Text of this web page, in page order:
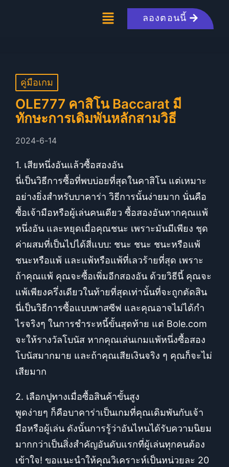
ลองตอนนี้
คู่มือเกม
OLE777 คาสิโน Baccarat มี
ทักษะการเดิมพันหลักสามวิธี
2024-6-14
1. เสียหนึ่งอันแล้วซื้อสองอัน
นี่เป็นวิธีการซื้อที่พบบ่อยที่สุดในคาสิโน แต่เหมาะ
อย่างยิ่งสำหรับบาคาร่า วิธีการนั้นง่ายมาก นั่นคือ
ซื้อเจ้ามือหรือผู้เล่นคนเดียว ซื้อสองอันหากคุณแพ้
หนึ่งอัน และหยุดเมื่อคุณชนะ เพราะมันมีเพียง ชุด
ค่าผสมที่เป็นไปได้สี่แบบ: ชนะ ชนะ ชนะหรือแพ้
ชนะหรือแพ้ และแพ้หรือแพ้ที่เลวร้ายที่สุด เพราะ
ถ้าคุณแพ้ คุณจะซื้อเพิ่มอีกสองอัน ด้วยวิธีนี้ คุณจะ
แพ้เพียงครึ่งเดียวในท้ายที่สุดเท่านั้นที่จะถูกตัดสิน
นี่เป็นวิธีการซื้อแบบพาสซีฟ และคุณอาจไม่ได้กำ
ไรจริงๆ ในการชำระหนี้ขั้นสุดท้าย แต่ Bole.com
จะให้รางวัลโบนัส หากคุณเล่นเกมแพ้หนึ่งซื้อสอง
โบนัสมากมาย และถ้าคุณเสียเงินจริง ๆ คุณก็จะไม่
เสียมาก
2. เลือกปูทางเมื่อซื้อสินค้าขั้นสูง
พูดง่ายๆ ก็คือบาคาร่าเป็นเกมที่คุณเดิมพันกับเจ้า
มือหรือผู้เล่น ดังนั้นการรู้ว่าอันไหนได้รับความนิยม
มากกว่าเป็นสิ่งสำคัญอันดับแรกที่ผู้เล่นทุกคนต้อง
เข้าใจ! ขอแนะนำให้คุณวิเคราะห์เป็นหน่วยละ 20